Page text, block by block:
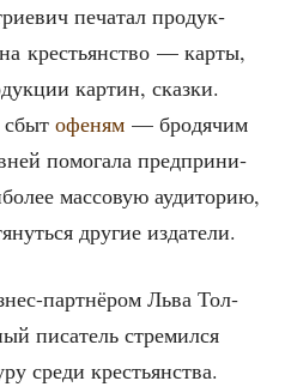
печа­тал про­дук­
кре­стьян­ство — кар­ты,
кар­тин, сказ­ки.
офе­ням — бро­дя­чим
помо­га­ла пред­при­ни­
мас­со­вую ауди­то­рию,
дру­гие издатели.
парт­нё­ром Льва Тол­
писа­тель стре­мил­ся
сре­ди кре­стьян­ства.